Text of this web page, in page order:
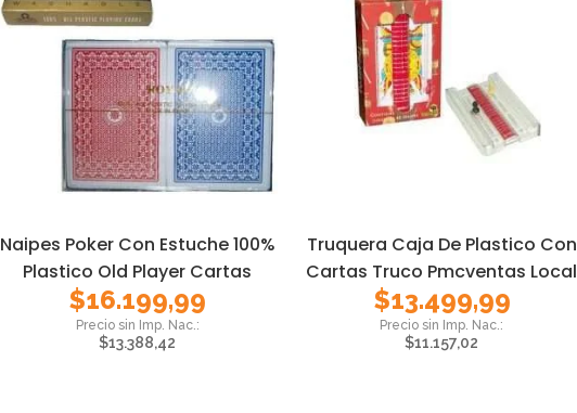
Naipes Poker Con Estuche 100%
Plastico Old Player Cartas
$16.199,99
$13.388,42
Truquera Caja De Plastico Con
Cartas Truco Pmcventas Local
$13.499,99
$11.157,02